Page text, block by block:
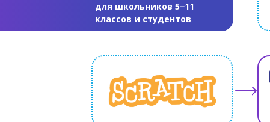
для школьников 5−11
классов и студентов